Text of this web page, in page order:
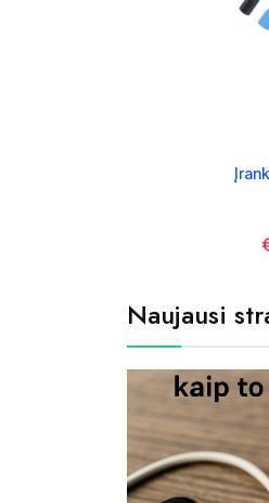
Naujausi